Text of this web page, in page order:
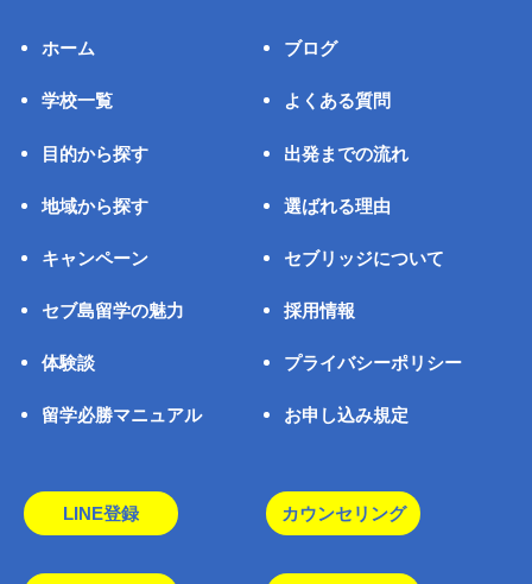
ホーム
学校一覧
目的から探す
地域から探す
キャンペーン
セブ島留学の魅力
体験談
留学必勝マニュアル
ブログ
よくある質問
出発までの流れ
選ばれる理由
セブリッジについて
採用情報
プライバシーポリシー
お申し込み規定
LINE登録 カウンセリング